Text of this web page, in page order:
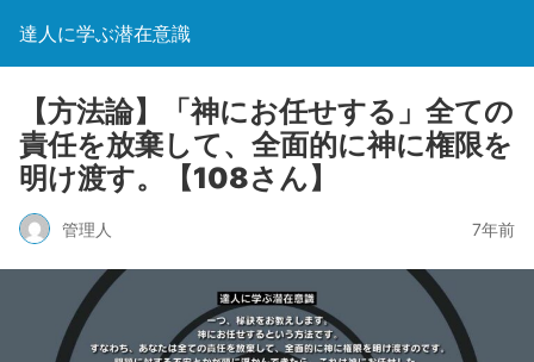
達人に学ぶ潜在意識
【方法論】「神にお任せする」全ての
責任を放棄して、全面的に神に権限を
明け渡す。【108さん】
管理人 7年前